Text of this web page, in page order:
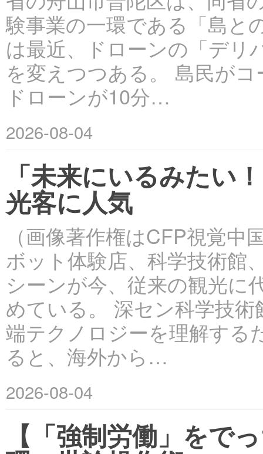
験事業の一環である「島と
は最近、ドローンの「デリ
を変えつつある。 島民が
ドローンが10分…
2026-08-04
「未来にいるみた
光客に人気
（画像著作権はCFP視覚
ボット体験店、科学技術館
シーンが今、従来の観光に
めている。 深セン科学技
端テクノロジーを理解する
ると、海外から…
2026-08-04
【「強制労働」をで